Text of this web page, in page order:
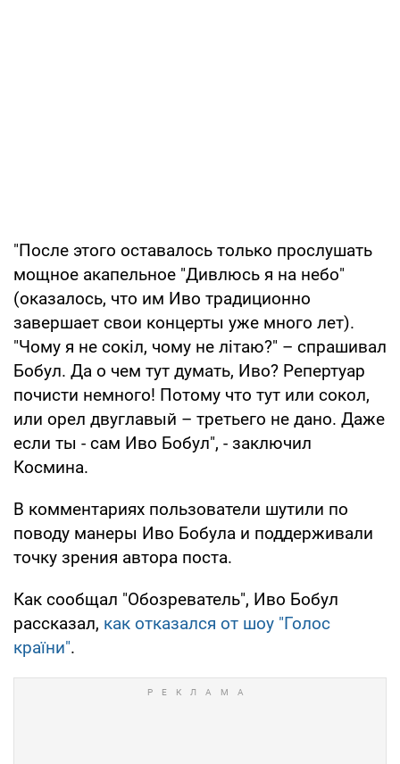
"После этого оставалось только прослушать
мощное акапельное "Дивлюсь я на небо"
(оказалось, что им Иво традиционно
завершает свои концерты уже много лет).
"Чому я не сокіл, чому не літаю?" – спрашивал
Бобул. Да о чем тут думать, Иво? Репертуар
почисти немного! Потому что тут или сокол,
или орел двуглавый – третьего не дано. Даже
если ты - сам Иво Бобул", - заключил
Космина.
В комментариях пользователи шутили по
поводу манеры Иво Бобула и поддерживали
точку зрения автора поста.
Как сообщал "Обозреватель", Иво Бобул
рассказал, как отказался от шоу "Голос
країни".